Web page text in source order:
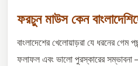
ফরচুন মাউস কেন
বাংলাদেশের খেলোয়াড়রা যে ধরনের
ফলাফল এবং ভালো পুরস্কারের